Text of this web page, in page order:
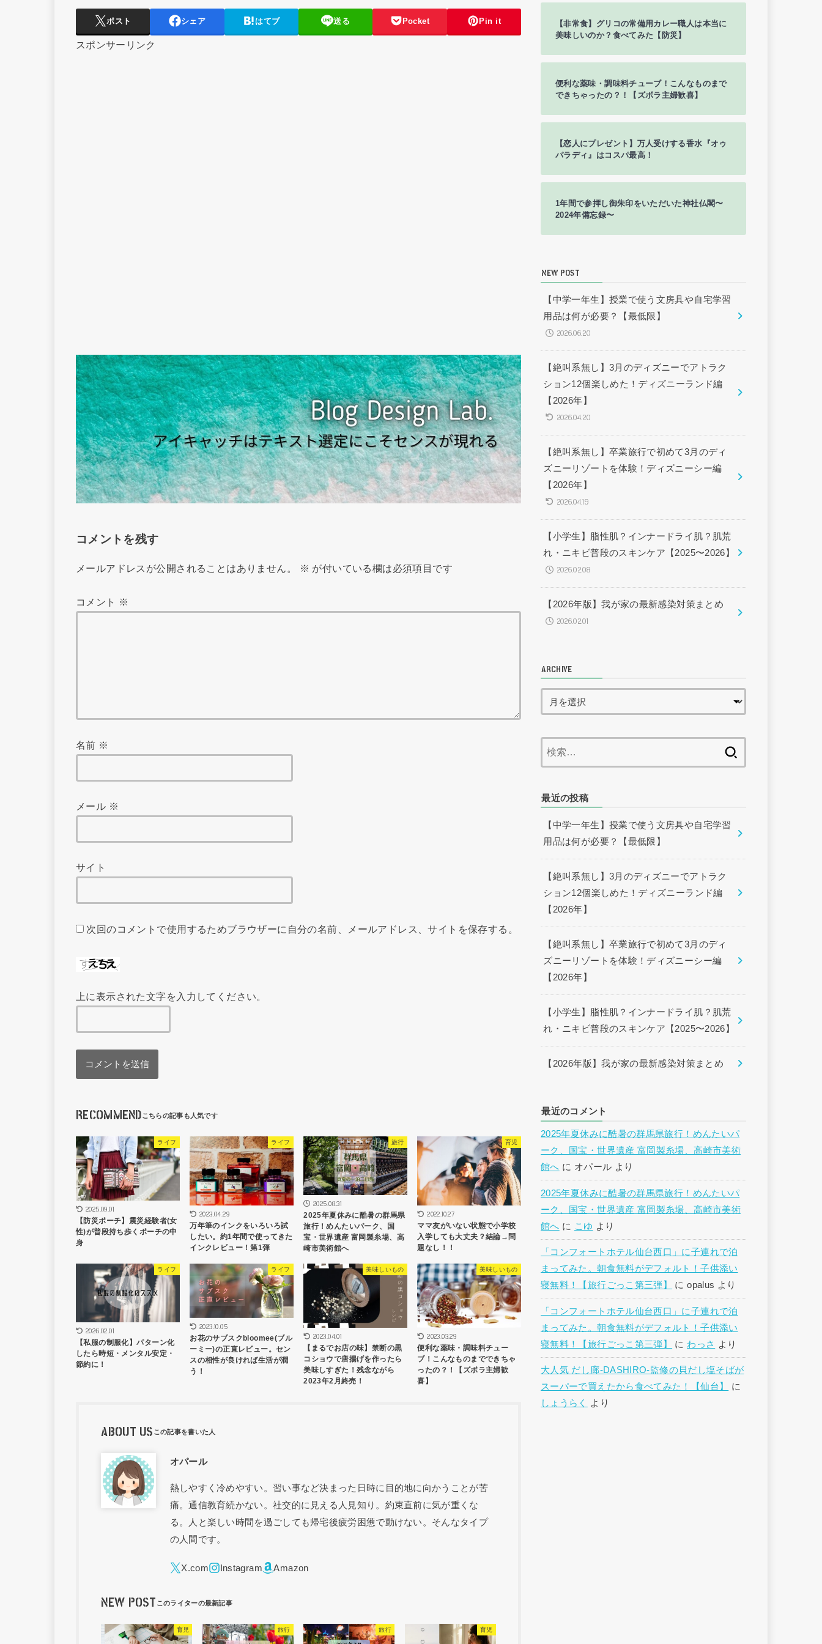
ポスト シェア はてブ 送る Pocket Pin it
スポンサーリンク
コメントを残す
メールアドレスが公開されることはありません。 ※ が付いている欄は必須項目です
コメント ※
名前 ※
メール ※
サイト
次回のコメントで使用するためブラウザーに自分の名前、メールアドレス、サイトを保存する。
上に表示された文字を入力してください。
RECOMMEND
ライフ
2025.09.01
【防災ポーチ】震災経験者(女
性)が普段持ち歩くポーチの中
身
ライフ
2023.04.29
万年筆のインクをいろいろ試
したい。約1年間で使ってきた
インクレビュー！第1弾
旅行
2025.08.31
2025年夏休みに酷暑の群馬県
旅行！めんたいパーク、国
宝・世界遺産 富岡製糸場、高
崎市美術館へ
育児
2022.10.27
ママ友がいない状態で小学校
入学しても大丈夫？結論→問
題なし！！
ライフ
2026.02.01
【私服の制服化】パターン化
したら時短・メンタル安定・
節約に！
ライフ
2023.10.05
お花のサブスクbloomee(ブル
ーミー)の正直レビュー。セン
スの相性が良ければ生活が潤
う！
美味しいもの
2023.04.01
【まるでお店の味】禁断の黒
コショウで唐揚げを作ったら
美味しすぎた！残念ながら
2023年2月終売！
美味しいもの
2023.03.29
便利な薬味・調味料チュー
ブ！こんなものまでできちゃ
ったの？！【ズボラ主婦歓
喜】
ABOUT US
オパール
熱しやすく冷めやすい。習い事など決まった日時に目的地に向かうことが苦
痛。通信教育続かない。社交的に見える人見知り。約束直前に気が重くな
る。人と楽しい時間を過ごしても帰宅後疲労困憊で動けない。そんなタイプ
の人間です。
NEW POST
育児 旅行 旅行 育児
【非常食】グリコの常備用カレー職人は本当に
美味しいのか？食べてみた【防災】
便利な薬味・調味料チューブ！こんなものまで
できちゃったの？！【ズボラ主婦歓喜】
【恋人にプレゼント】万人受けする香水『オゥ
パラディ』はコスパ最高！
1年間で参拝し御朱印をいただいた神社仏閣〜
2024年備忘録〜
NEW POST
【中学一年生】授業で使う文房具や自宅学習
用品は何が必要？【最低限】
2026.06.20
【絶叫系無し】3月のディズニーでアトラク
ション12個楽しめた！ディズニーランド編
【2026年】
2026.04.20
【絶叫系無し】卒業旅行で初めて3月のディ
ズニーリゾートを体験！ディズニーシー編
【2026年】
2026.04.19
【小学生】脂性肌？インナードライ肌？肌荒
れ・ニキビ普段のスキンケア【2025〜2026】
2026.02.08
【2026年版】我が家の最新感染対策まとめ
2026.02.01
ARCHIVE
最近の投稿
【中学一年生】授業で使う文房具や自宅学習
用品は何が必要？【最低限】
【絶叫系無し】3月のディズニーでアトラク
ション12個楽しめた！ディズニーランド編
【2026年】
【絶叫系無し】卒業旅行で初めて3月のディ
ズニーリゾートを体験！ディズニーシー編
【2026年】
【小学生】脂性肌？インナードライ肌？肌荒
れ・ニキビ普段のスキンケア【2025〜2026】
【2026年版】我が家の最新感染対策まとめ
最近のコメント
2025年夏休みに酷暑の群馬県旅行！めんたいパ
ーク、国宝・世界遺産 富岡製糸場、高崎市美術
館へ に オパール より
2025年夏休みに酷暑の群馬県旅行！めんたいパ
ーク、国宝・世界遺産 富岡製糸場、高崎市美術
館へ に こゆ より
「コンフォートホテル仙台西口」に子連れで泊
まってみた。朝食無料がデフォルト！子供添い
寝無料！【旅行ごっこ第三弾】
にopalus より
「コンフォートホテル仙台西口」に子連れで泊
まってみた。朝食無料がデフォルト！子供添い
寝無料！【旅行ごっこ第三弾】
に わっさ より
大人気 だし廊-DASHIRO-監修の貝だし塩そばが
スーパーで買えたから食べてみた！【仙台】
に
しょうらく
より